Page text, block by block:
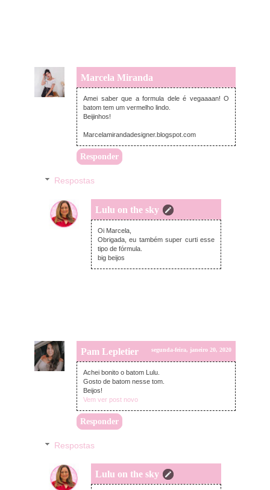
Marcela Miranda
segunda-feira, janeiro 20, 2020
Amei saber que a formula dele é vegaaaan! O
batom tem um vermelho lindo.
Beijinhos!
Marcelamirandadesigner.blogspot.com
Responder
Respostas
Lulu on the sky
segunda-feira, janeiro 20, 2020
Oi Marcela,
Obrigada, eu também super curti esse
tipo de fórmula.
big beijos
Pam Lepletier segunda-feira, janeiro 20, 2020
Achei bonito o batom Lulu.
Gosto de batom nesse tom.
Beijos!
Vem ver post novo
Responder
Respostas
Lulu on the sky
segunda-feira, janeiro 20, 2020